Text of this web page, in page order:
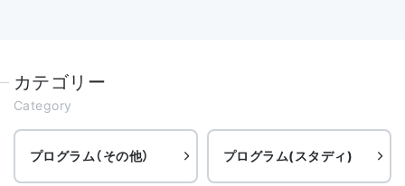
カテゴリー
Category
プログラム（その他） プログラム(スタディ)